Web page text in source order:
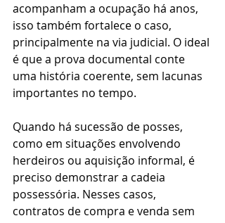
acompanham a ocupação há anos,
isso também fortalece o caso,
principalmente na via judicial. O ideal
é que a prova documental conte
uma história coerente, sem lacunas
importantes no tempo.
Quando há sucessão de posses,
como em situações envolvendo
herdeiros ou aquisição informal, é
preciso demonstrar a cadeia
possessória. Nesses casos,
contratos de compra e venda sem